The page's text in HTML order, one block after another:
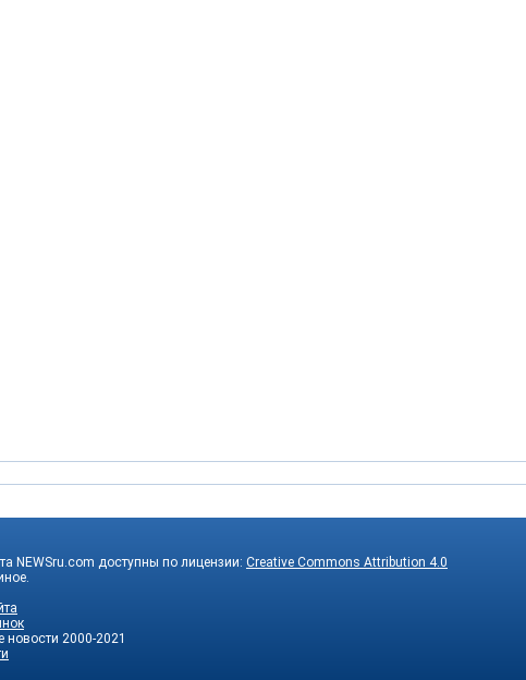
NEWSru.com доступны по лицензии: Creative Commons Attribution 4.0
новости 2000-2021